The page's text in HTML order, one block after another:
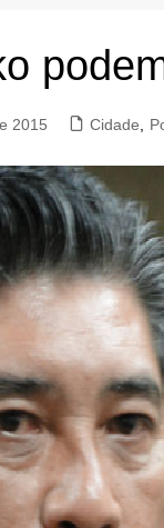
2015 Cidade,